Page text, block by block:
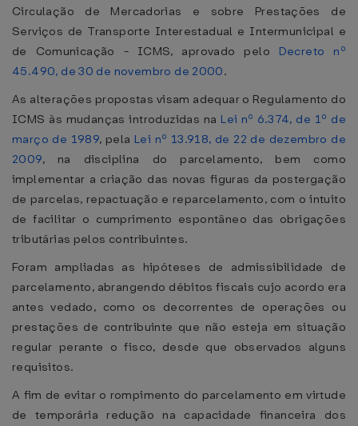
Circulação de Mercadorias e sobre Prestações de
Serviços de Transporte Interestadual e Intermunicipal e
de Comunicação - ICMS, aprovado pelo Decreto nº
45.490, de 30 de novembro de 2000.
As alterações propostas visam adequar o Regulamento do
ICMS às mudanças introduzidas na Lei nº 6.374, de 1º de
março de 1989, pela Lei nº 13.918, de 22 de dezembro de
2009, na disciplina do parcelamento, bem como
implementar a criação das novas figuras da postergação
de parcelas, repactuação e reparcelamento, com o intuito
de facilitar o cumprimento espontâneo das obrigações
tributárias pelos contribuintes.
Foram ampliadas as hipóteses de admissibilidade de
parcelamento, abrangendo débitos fiscais cujo acordo era
antes vedado, como os decorrentes de operações ou
prestações de contribuinte que não esteja em situação
regular perante o fisco, desde que observados alguns
requisitos.
A fim de evitar o rompimento do parcelamento em virtude
de temporária redução na capacidade financeira dos